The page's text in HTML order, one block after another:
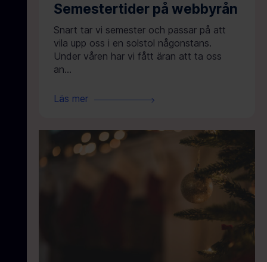
Semestertider på webbyrån
Snart tar vi semester och passar på att
vila upp oss i en solstol någonstans.
Under våren har vi fått äran att ta oss
an…
Läs mer